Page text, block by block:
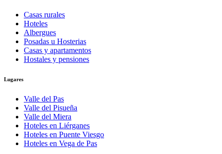
Casas rurales
Hoteles
Albergues
Posadas u Hosterias
Casas y apartamentos
Hostales y pensiones
Lugares
Valle del Pas
Valle del Pisueña
Valle del Miera
Hoteles en Liérganes
Hoteles en Puente Viesgo
Hoteles en Vega de Pas